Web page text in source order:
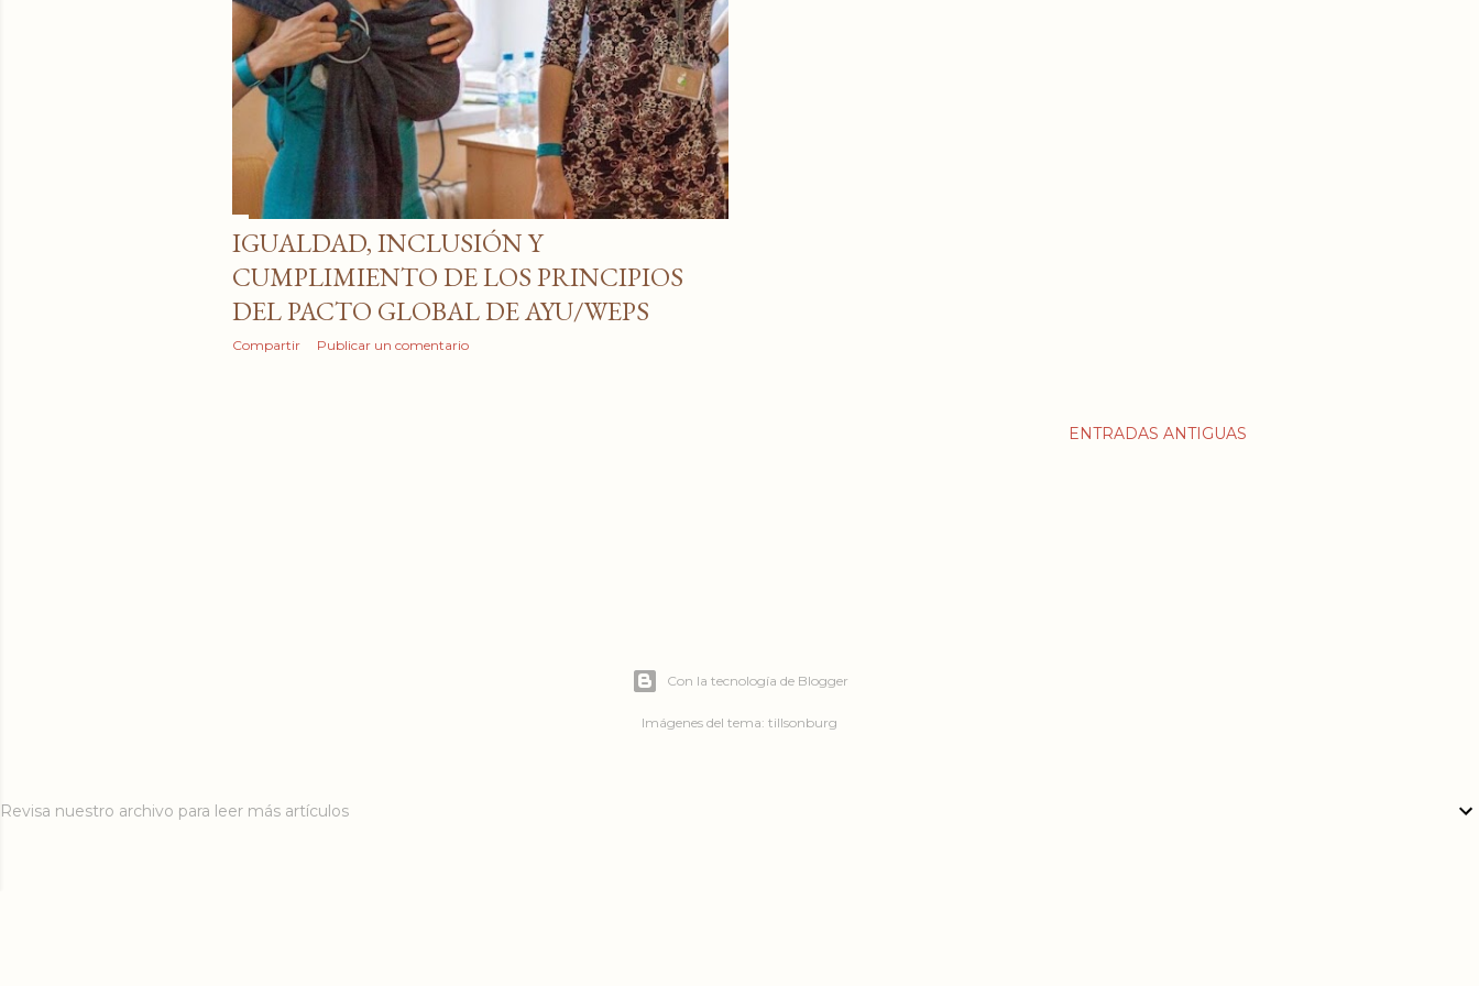
IGUALDAD, INCLUSIÓN Y
CUMPLIMIENTO DE LOS PRINCIPIOS
DEL PACTO GLOBAL DE AYU/WEPS
Compartir Publicar un comentario
ENTRADAS ANTIGUAS
Con la tecnología de Blogger
Imágenes del tema: tillsonburg
Revisa nuestro archivo para leer más artículos